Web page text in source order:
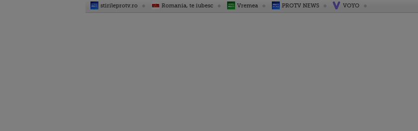
stirileprotv.ro Romania, te iubesc Vremea PROTV NEWS VOYO